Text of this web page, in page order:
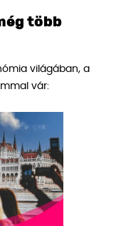
több
világában, a
vár: